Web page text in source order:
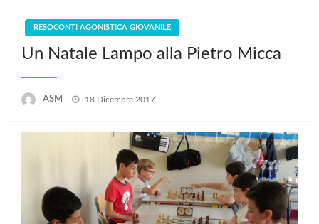
RESOCONTI AGONISTICA GIOVANILE
Un Natale Lampo alla Pietro Micca
ASM
Posted
18 Dicembre 2017